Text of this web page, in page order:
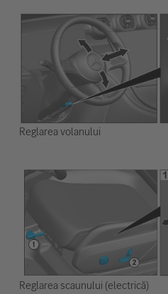
Reglarea volanului
Reglarea scaunului (electrică)